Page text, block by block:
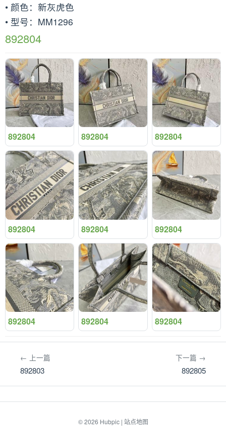
• 颜色：新灰虎色
• 型号：MM1296
892804
892804 892804 892804
892804 892804 892804
892804 892804 892804
← 上一篇
892803
下一篇 →
892805
© 2026 Hubpic| 站点地图